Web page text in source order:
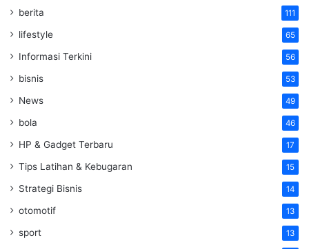
berita 111
lifestyle 65
Informasi Terkini 56
bisnis 53
News 49
bola 46
HP & Gadget Terbaru 17
Tips Latihan & Kebugaran 15
Strategi Bisnis 14
otomotif 13
sport 13